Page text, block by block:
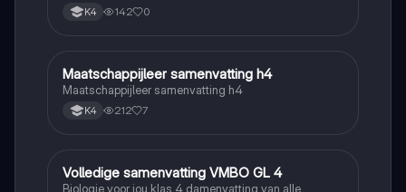
K4 142 0
Maatschappijleer
Maatschappijleer samenvatting h4
Maatschappijleer samenvatting h4
K4 212 7
Biologie
Volledige samenvatting VMBO GL 4
Biologie voor jou klas 4 damenvatting van alle